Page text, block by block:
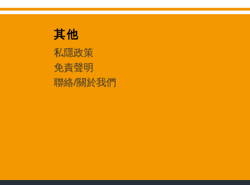
其他
私隱政策
免責聲明
聯絡/關於我們